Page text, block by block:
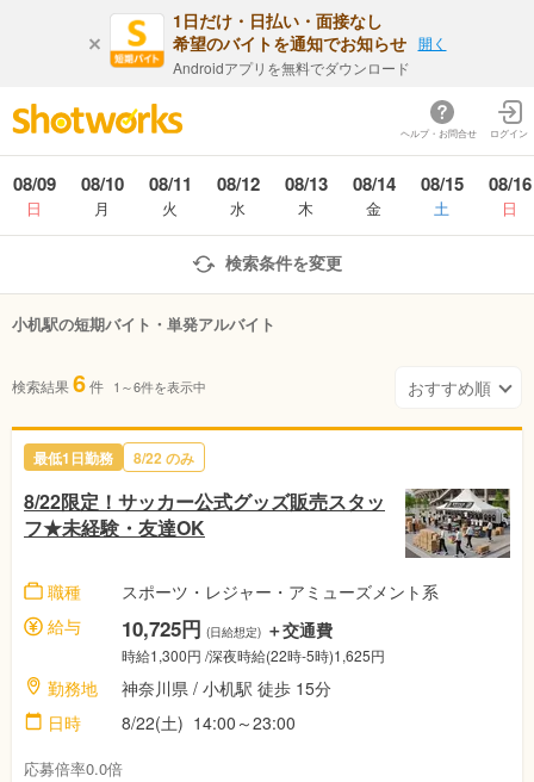
1日だけ・日払い・面接なし
希望のバイトを通知でお知らせ
Androidアプリを無料でダウンロード
開く
ヘルプ・お問合せ ログイン
08/09
日
08/10
月
08/11
火
08/12
水
08/13
木
08/14
金
08/15
土
08/16
日
検索条件を変更
小机駅の短期バイト・単発アルバイト
検索結果6件 1～6件を表示中
最低1日勤務 8/22 のみ
8/22限定！サッカー公式グッズ販売スタッ
フ★未経験・友達OK
職種
スポーツ・レジャー・アミューズメント系
給与
10,725円 (日給想定) ＋交通費
時給1,300円 /深夜時給(22時-5時)1,625円
勤務地
神奈川県 / 小机駅 徒歩 15分
日時
8/22(土) 14:00～23:00
応募倍率0.0倍